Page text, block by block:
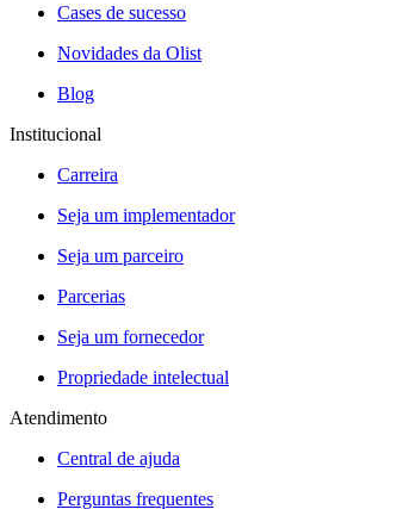
Cases de sucesso
Novidades da Olist
Blog
Institucional
Carreira
Seja um implementador
Seja um parceiro
Parcerias
Seja um fornecedor
Propriedade intelectual
Atendimento
Central de ajuda
Perguntas frequentes